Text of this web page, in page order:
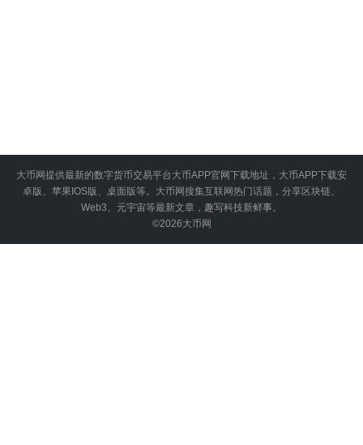
大币网提供最新的数字货币交易平台大币APP官网下载地址，大币APP下载安
卓版、苹果IOS版、桌面版等。大币网搜集互联网热门话题，分享区块链、
Web3、元宇宙等最新文章，趣写科技新鲜事。
©2026大币网